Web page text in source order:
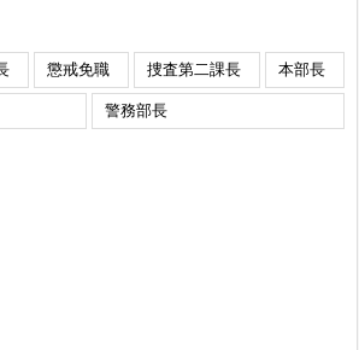
懲戒免職 捜査第二課長
本部長
警務部長